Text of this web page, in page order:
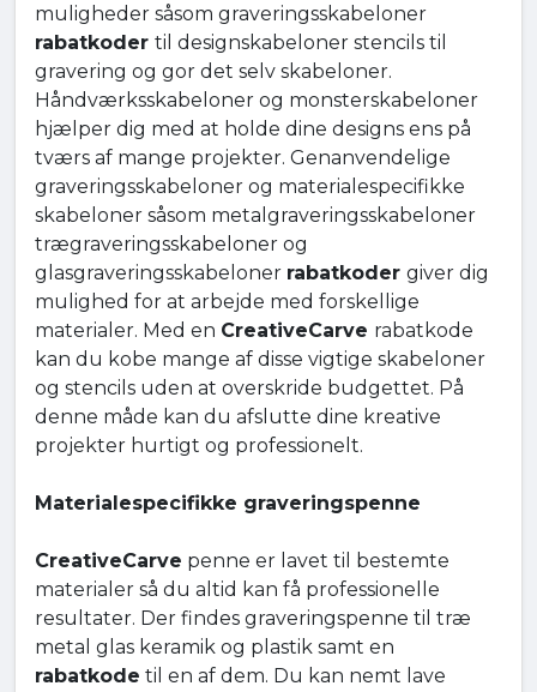
muligheder såsom graveringsskabeloner
rabatkoder til designskabeloner stencils til
gravering og gor det selv skabeloner.
Håndværksskabeloner og monsterskabeloner
hjælper dig med at holde dine designs ens på
tværs af mange projekter. Genanvendelige
graveringsskabeloner og materialespecifikke
skabeloner såsom metalgraveringsskabeloner
trægraveringsskabeloner og
glasgraveringsskabeloner rabatkoder giver dig
mulighed for at arbejde med forskellige
materialer. Med en CreativeCarve rabatkode
kan du kobe mange af disse vigtige skabeloner
og stencils uden at overskride budgettet. På
denne måde kan du afslutte dine kreative
projekter hurtigt og professionelt.
Materialespecifikke graveringspenne
CreativeCarve penne er lavet til bestemte
materialer så du altid kan få professionelle
resultater. Der findes graveringspenne til træ
metal glas keramik og plastik samt en
rabatkode til en af dem. Du kan nemt lave